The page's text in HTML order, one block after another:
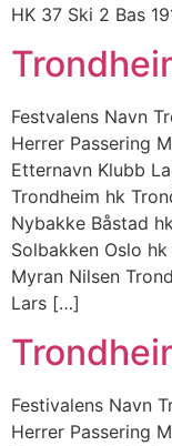
HK 37 Ski 2 Bas
Festvalens Navn
Herrer Passering
Etternavn Klubb
Trondheim hk
Nybakke Båstad
Solbakken Oslo
Myran Nilsen
Lars […]
Festivalens Navn
Herrer Passering